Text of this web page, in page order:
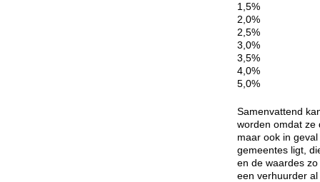
1,5%
2,0%
2,5%
3,0%
3,5%
4,0%
5,0%
Samenvattend
worden omdat ze
maar ook in
gemeentes ligt,
en de waardes
een verhuurder